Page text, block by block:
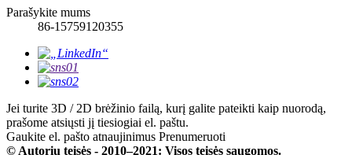
Parašykite mums
86-15759120355
Jei turite 3D / 2D brėžinio failą, kurį galite pateikti kaip nuorodą,
prašome atsiųsti jį tiesiogiai el. paštu.
Gaukite el. pašto atnaujinimus Prenumeruoti
© Autorių teisės - 2010–2021: Visos teisės saugomos.